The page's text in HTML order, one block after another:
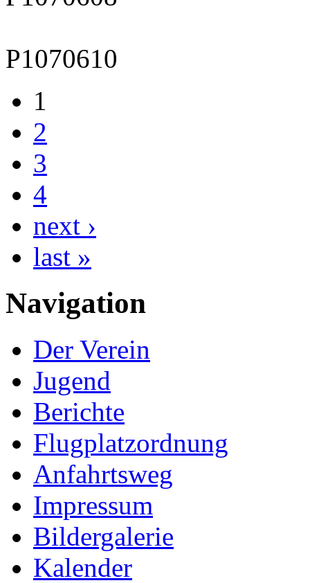
P1070610
1
2
3
4
next ›
last »
Navigation
Der Verein
Jugend
Berichte
Flugplatzordnung
Anfahrtsweg
Impressum
Bildergalerie
Kalender